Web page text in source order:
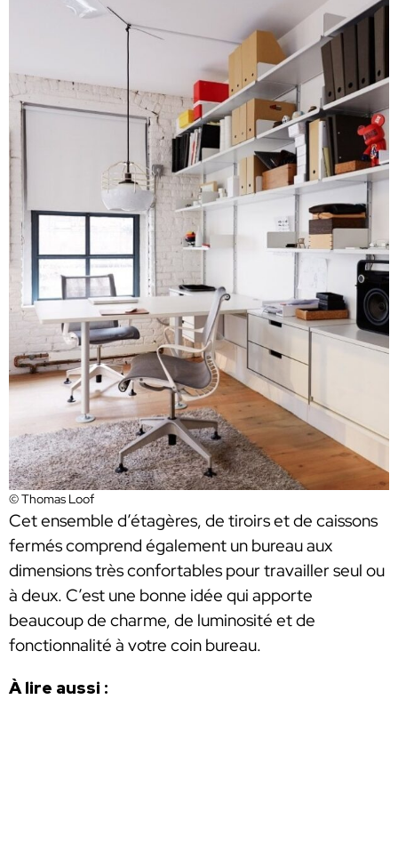
© Thomas Loof
Cet ensemble d’étagères, de tiroirs et de caissons
fermés comprend également un bureau aux
dimensions très confortables pour travailler seul ou
à deux. C’est une bonne idée qui apporte
beaucoup de charme, de luminosité et de
fonctionnalité à votre coin bureau.
À lire aussi :